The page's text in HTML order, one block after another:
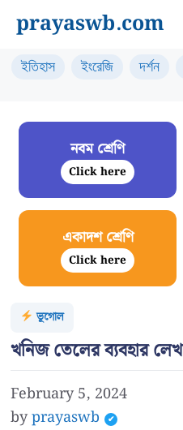
content
prayaswb.com
ইতিহাস ইংরেজি দর্শন
নবম শ্রেণি
Click here
একাদশ শ্রেণি
Click here
ভূগোল
খনিজ তেলের ব্যবহার লেখ
February 5, 2024
byprayaswb